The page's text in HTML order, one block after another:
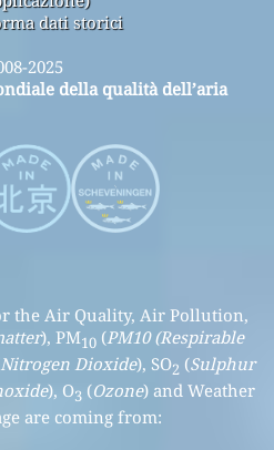
dati storici
2025
della qualità dell’aria
the Air Quality, Air Pollution,
), PM10(PM10 (Respirable
Nitrogen Dioxide), SO2 (Sulphur
), O3 (Ozone) and Weather
are coming from: